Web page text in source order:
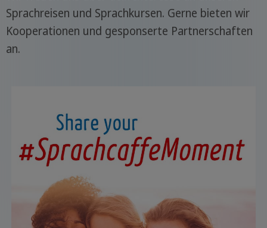
Sprachreisen und Sprachkursen. Gerne bieten wir
Kooperationen und gesponserte Partnerschaften
an.